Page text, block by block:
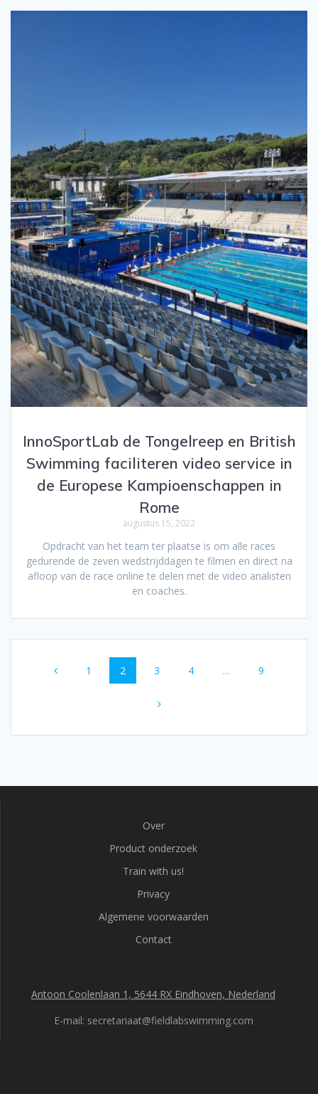
InnoSportLab de Tongelreep en British
Swimming faciliteren video service in
de Europese Kampioenschappen in
Rome
augustus 15, 2022
Opdracht van het team ter plaatse is om alle races
gedurende de zeven wedstrijddagen te filmen en direct na
afloop van de race online te delen met de video analisten
en coaches.
Berichtnavigatie
Pagina
1 Pagina
2 Pagina
3 Pagina
4 … Pagina
9
Over
Product onderzoek
Train with us!
Privacy
Algemene voorwaarden
Contact
Antoon Coolenlaan 1, 5644 RX Eindhoven, Nederland
E-mail: secretariaat@fieldlabswimming.com